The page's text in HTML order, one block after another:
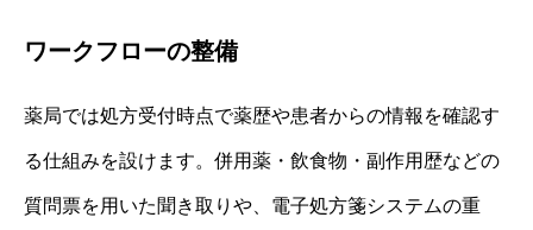
ワークフローの整備
薬局では処方受付時点で薬歴や患者からの情報を確認す
る仕組みを設けます。併用薬・飲食物・副作用歴などの
質問票を用いた聞き取りや、電子処方箋システムの重